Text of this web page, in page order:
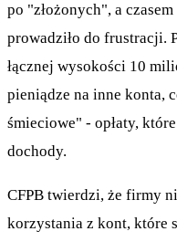
po "złożonych", a
prowadziło do frustracji.
łącznej wysokości 10
pieniądze na inne konta,
śmieciowe" - opłaty,
dochody.
CFPB twierdzi, że firmy
korzystania z kont, które